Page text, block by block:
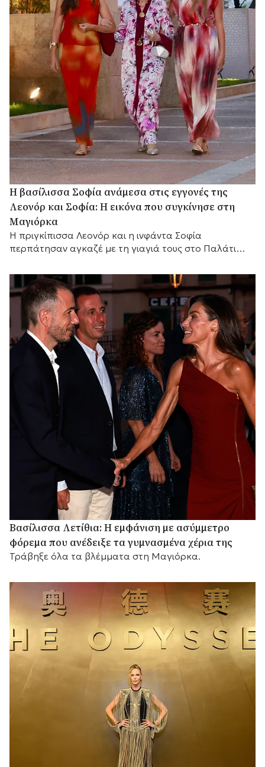
Η βασίλισσα Σοφία ανάμεσα στις εγγονές της
Λεονόρ και Σοφία: Η εικόνα που συγκίνησε στη
Μαγιόρκα
Η πριγκίπισσα Λεονόρ και η ινφάντα Σοφία
περπάτησαν αγκαζέ με τη γιαγιά τους στο Παλάτι
οικογενειακές στιγμές του ισπανικού καλοκαιριού.
Βασίλισσα Λετίθια: Η εμφάνιση με ασύμμετρο
φόρεμα που ανέδειξε τα γυμνασμένα χέρια της
Τράβηξε όλα τα βλέμματα στη Μαγιόρκα.